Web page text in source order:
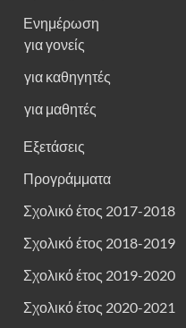
Ενημέρωση
για γονείς
για καθηγητές
για μαθητές
Εξετάσεις
Προγράμματα
Σχολικό έτος 2017-2018
Σχολικό έτος 2018-2019
Σχολικό έτος 2019-2020
Σχολικό έτος 2020-2021